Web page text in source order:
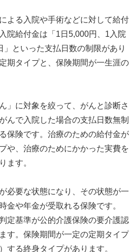
よる入院や手術などに対して給付
院給付金は「1日5,000円、1入院
といった支払日数の制限があり
期タイプと、保険期間が一生涯の
」に対象を絞って、がんと診断さ
んで入院した場合の支払日数無制
保険です。治療のための給付金が
や、治療のためにかかった実費を
ます。
必要な状態になり、その状態が一
金や年金が受取れる保険です。
定基準が公的介護保険の要介護認
す。保険期間が一定の定期タイプ
する終身タイプがあります。